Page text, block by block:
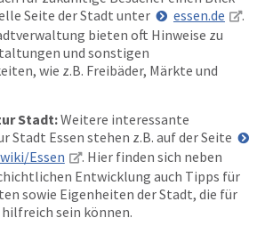
Seite der Stadt unter
essen.de
.
bieten oft Hinweise zu
und sonstigen
wie z.B. Freibäder, Märkte und
Stadt:Weitere interessante
Stadt Essen stehen z.B. auf der Seite
Essen
. Hier finden sich neben
Entwicklung auch Tipps für
sowie Eigenheiten der Stadt, die für
sein können.